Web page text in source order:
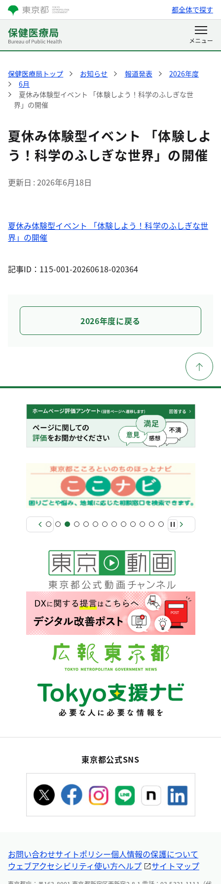
都全体で探す
保健医療局トップ お知らせ 報道発表
2026年度
6月
夏休み体験型イベント 「体験しよう！科学のふしぎな世
界」の開催
夏休み体験型イベント 「体験しよ
う！科学のふしぎな世界」の開催
更新日 2026年6月18日
夏休み体験型イベント 「体験しよう！科学のふしぎな世
界」の開催
記事ID：115-001-20260618-020364
2026年度に戻る
東京都公式SNS
お問い合わせサイトポリシー個人情報の保護について
ウェブアクセシビリティ使い方ヘルプ サイトマップ